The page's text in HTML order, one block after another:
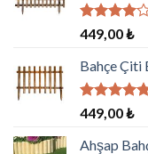
5
üzerinden
4.00
oy
aldı
449,00₺
Bahçe Çiti
5 üzerinden
5.00oy
aldı
449,00₺
Ahşap